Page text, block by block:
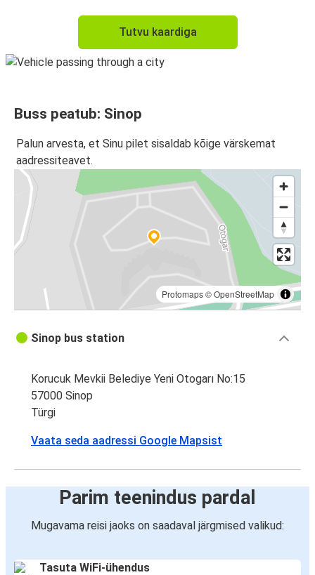
Tutvu kaardiga
Buss peatub: Sinop
Palun arvesta, et Sinu pilet sisaldab kõige värskemat
aadressiteavet.
Protomaps©OpenStreetMap
Sinop bus station
Korucuk Mevkii Belediye Yeni Otogarı No:15
57000 Sinop
Türgi
Vaata seda aadressi Google Mapsist
Parim teenindus pardal
Mugavama reisi jaoks on saadaval järgmised valikud:
Tasuta WiFi-ühendus